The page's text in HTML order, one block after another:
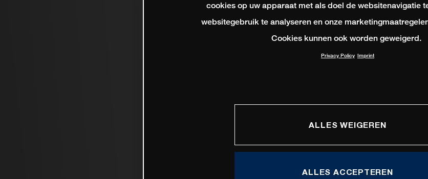
cookies op uw apparaat met als doel de websitenavigatie
websitegebruik te analyseren en onze
Cookies kunnen ook worden geweigerd.
Privacy Policy Imprint
ALLES WEIGEREN
ALLES ACCEPTEREN